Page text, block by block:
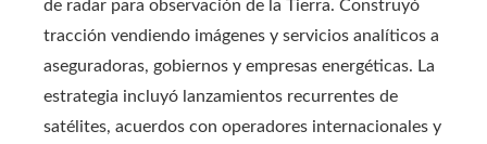
de radar para observación de la Tierra. Construyó
tracción vendiendo imágenes y servicios analíticos a
aseguradoras, gobiernos y empresas energéticas. La
estrategia incluyó lanzamientos recurrentes de
satélites, acuerdos con operadores internacionales y